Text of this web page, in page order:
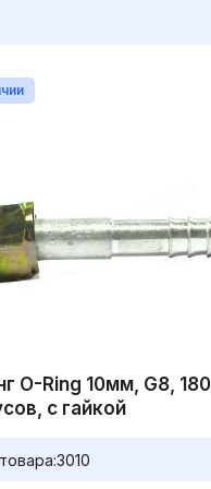
O-Ring 10мм, G8, 180
с гайкой
3010